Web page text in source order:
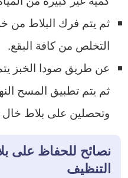
ثم يتم فرك البلاط من
التخلص من كافة البقع.
عن طريق صودا الخبز
ثم يتم تطبيق المسح
وتحصلين على بلاط خال
نصائح للحفاظ على
التنظيف